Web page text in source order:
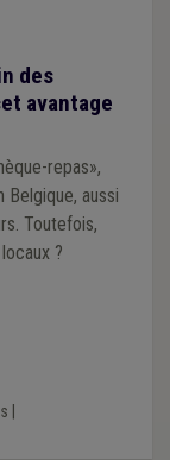
des
avantage
repas»,
Belgique, aussi
Toutefois,
?